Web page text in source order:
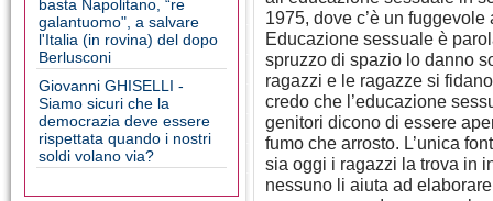
basta Napolitano, “re
galantuomo", a salvare
l'Italia (in rovina) del dopo
Berlusconi
Giovanni GHISELLI -
Siamo sicuri che la
democrazia deve essere
rispettata quando i nostri
soldi volano via?
1975, dove c’è un
Educazione sessuale è
spruzzo di spazio lo danno
ragazzi e le ragazze si
credo che l’educazione
genitori dicono di essere
fumo che arrosto. L’unica
sia oggi i ragazzi la trova in
nessuno li aiuta ad